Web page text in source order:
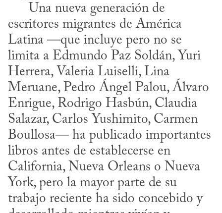
escritores migrantes de América
Latina —que incluye pero no se
limita a Edmundo Paz Soldán, Yuri
Herrera, Valeria Luiselli, Lina
Meruane, Pedro Ángel Palou, Álvaro
Enrigue, Rodrigo Hasbún, Claudia
Salazar, Carlos Yushimito, Carmen
Boullosa— ha publicado importantes
libros antes de establecerse en
California, Nueva Orleans o Nueva
York, pero la mayor parte de su
trabajo reciente ha sido concebido y